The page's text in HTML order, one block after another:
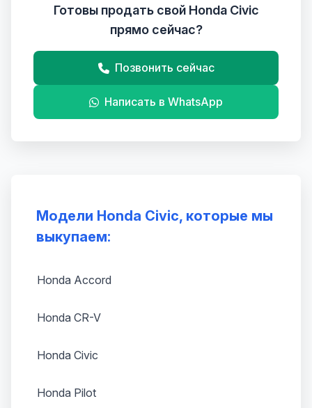
Модели Honda Civic, которые мы
выкупаем:
Honda Accord
Honda CR-V
Honda Civic
Honda Pilot
Готовы продать свой Honda Civic
прямо сейчас?
Позвонить сейчас
Написать в WhatsApp